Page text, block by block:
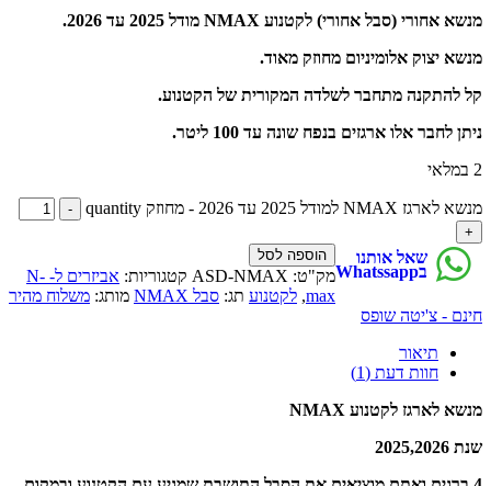
מנשא אחורי (סבל אחורי) לקטנוע NMAX מודל 2025 עד 2026.
מנשא יצוק אלומיניום מחוזק מאוד.
קל להתקנה מתחבר לשלדה המקורית של הקטנוע.
ניתן לחבר אלו ארגזים בנפח שונה עד 100 ליטר.
2 במלאי
מנשא לארגז NMAX למודל 2025 עד 2026 - מחוזק quantity
הוספה לסל שאל אותנו
בWhatssapp מק"ט: ASD-NMAX קטגוריות:
אביזרים ל- N-
max
, לקטנוע תג: סבל NMAX מותג: משלוח מהיר
חינם - צ'יטה שופס
תיאור
חוות דעת (1)
מנשא לארגז לקטנוע NMAX
שנת 2025,2026